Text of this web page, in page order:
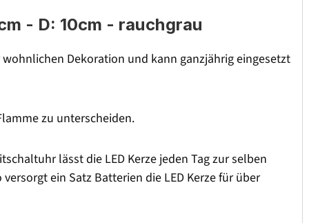
- D: 10cm - rauchgrau
Dekoration und kann ganzjährig eingesetzt
zu unterscheiden.
lässt die LED Kerze jeden Tag zur selben
ein Satz Batterien die LED Kerze für über